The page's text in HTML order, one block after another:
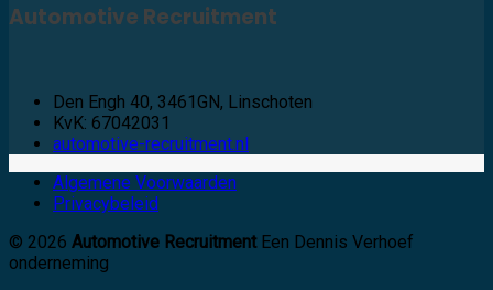
Automotive Recruitment
Den Engh 40, 3461GN, Linschoten
KvK: 67042031
automotive-recruitment.nl
Algemene Voorwaarden
Privacybeleid
© 2026 Automotive RecruitmentEen Dennis Verhoef
onderneming